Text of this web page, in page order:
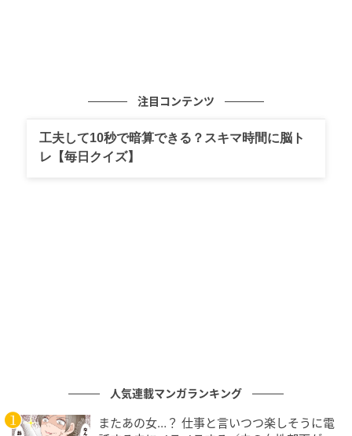
注目コンテンツ
工夫して10秒で暗算できる？スキマ時間に脳ト
レ【毎日クイズ】
人気連載マンガランキング
またあの女…？ 仕事と言いつつ楽しそうに電